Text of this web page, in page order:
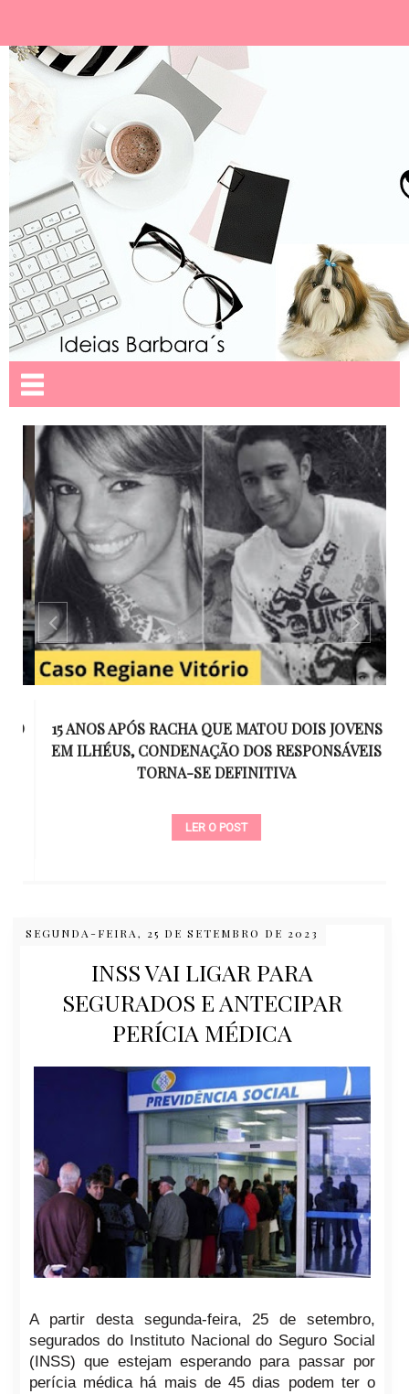
15 ANOS APÓS RACHA QUE MATOU DOIS JOVENS
EM ILHÉUS, CONDENAÇÃO DOS RESPONSÁVEIS
TORNA-SE DEFINITIVA
LER O POST
SEGUNDA-FEIRA, 25 DE SETEMBRO DE 2023
INSS VAI LIGAR PARA
SEGURADOS E ANTECIPAR
PERÍCIA MÉDICA
A partir desta segunda-feira, 25 de setembro,
segurados do Instituto Nacional do Seguro Social
(INSS) que estejam esperando para passar por
perícia médica há mais de 45 dias podem ter o